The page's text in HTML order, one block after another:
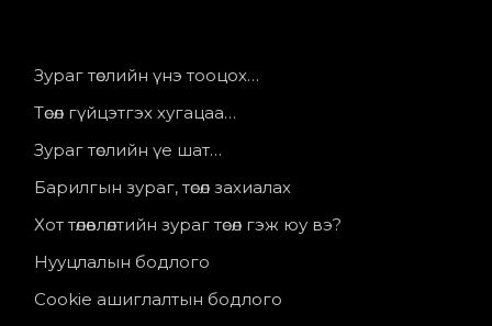
Зураг төслийн үнэ тооцох…
Төсөл гүйцэтгэх хугацаа…
Зураг төслийн үе шат…
Барилгын зураг, төсөл захиалах
Хот төлөвлөлтийн зураг төсөл гэж юу вэ?
Нууцлалын бодлого
Cookie ашиглалтын бодлого